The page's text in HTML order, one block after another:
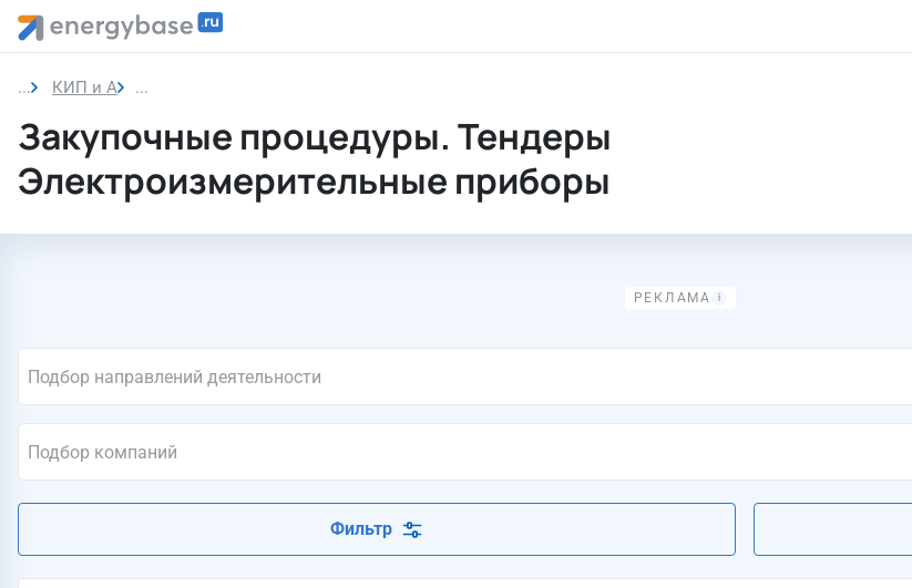
КИП и А Электроизмерительные приборы
Закупочные процедуры. Тендеры
Электроизмерительные приборы
Подбор направлений деятельности
Подбор компаний
Фильтр